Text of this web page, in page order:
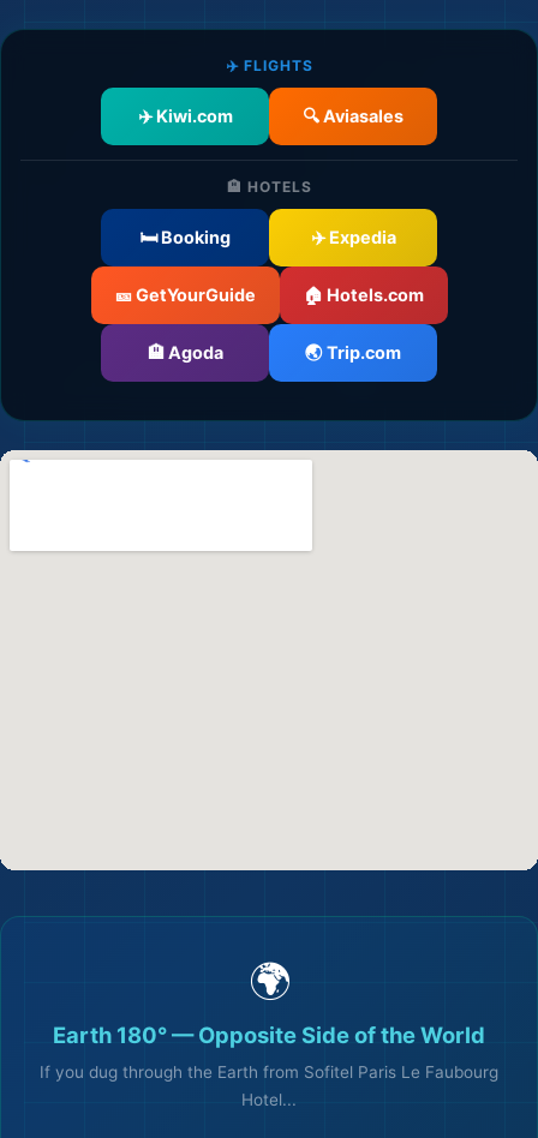
🛫
🗺️
✈️ FLIGHTS
✈️ Kiwi.com 🔍 Aviasales
🏨 HOTELS
🛏️ Booking ✈️ Expedia
🎫 GetYourGuide 🏠 Hotels.com
🏨 Agoda 🌏 Trip.com
🌍
Earth 180° — Opposite Side of the World
If you dug through the Earth from Sofitel Paris Le Faubourg
Hotel...